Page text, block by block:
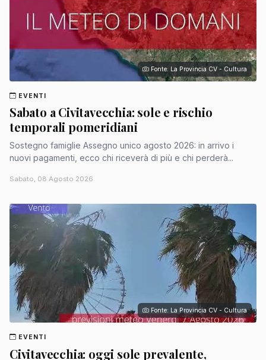
Fonte: La Provincia CV - Cultura
EVENTI
Sabato a Civitavecchia: sole e rischio
temporali pomeridiani
Sostegno famiglie Assegno unico agosto 2026: in arrivo i
nuovi pagamenti, ecco chi riceverà di più e chi perderà...
Sabato, 08 Agosto 2026
Fonte: La Provincia CV - Cultura
EVENTI
Civitavecchia: oggi sole prevalente,